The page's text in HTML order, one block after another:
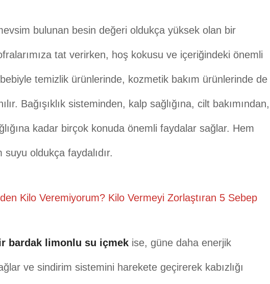
bulunan besin değeri oldukça yüksek olan bir
tat verirken, hoş kokusu ve içeriğindeki önemli
temizlik ürünlerinde, kozmetik bakım ürünlerinde de
Bağışıklık sisteminden, kalp sağlığına, cilt bakımından,
kadar birçok konuda önemli faydalar sağlar. Hem
suyu oldukça faydalıdır.
Kilo Veremiyorum? Kilo Vermeyi Zorlaştıran 5 Sebep
bardak limonlu su içmekise, güne daha enerjik
ve sindirim sistemini harekete geçirerek kabızlığı